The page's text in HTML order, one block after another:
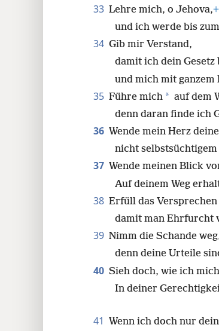
33 Lehre mich, o Jehova,+
und ich werde bis
34 Gib mir Verstand,
damit ich dein Gesetz
und mich mit ganzem
35 Führe mich * auf dem
denn daran finde ich
36 Wende mein Herz
nicht selbstsüchtigem
37 Wende meinen Blick
Auf deinem Weg
38 Erfüll das Versprechen
damit man Ehrfurcht
39 Nimm die Schande
denn deine Urteile
40 Sieh doch, wie ich
In deiner
41 Wenn ich doch nur